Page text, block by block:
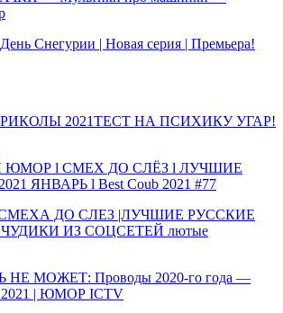
Снегурии | Новая серия | Премьера!
2021ТЕСТ НА ПСИХИКУ УГАР!
ЮМОР l СМЕХ ДО СЛЁЗ l ЛУЧШИЕ
ЯНВАРЬ l Best Coub 2021 #77
ДО СЛЕЗ |ЛУЧШИЕ РУССКИЕ
ИЗ СОЦСЕТЕЙ лютые
МОЖЕТ: Проводы 2020-го года —
2021 | ЮМОР ICTV